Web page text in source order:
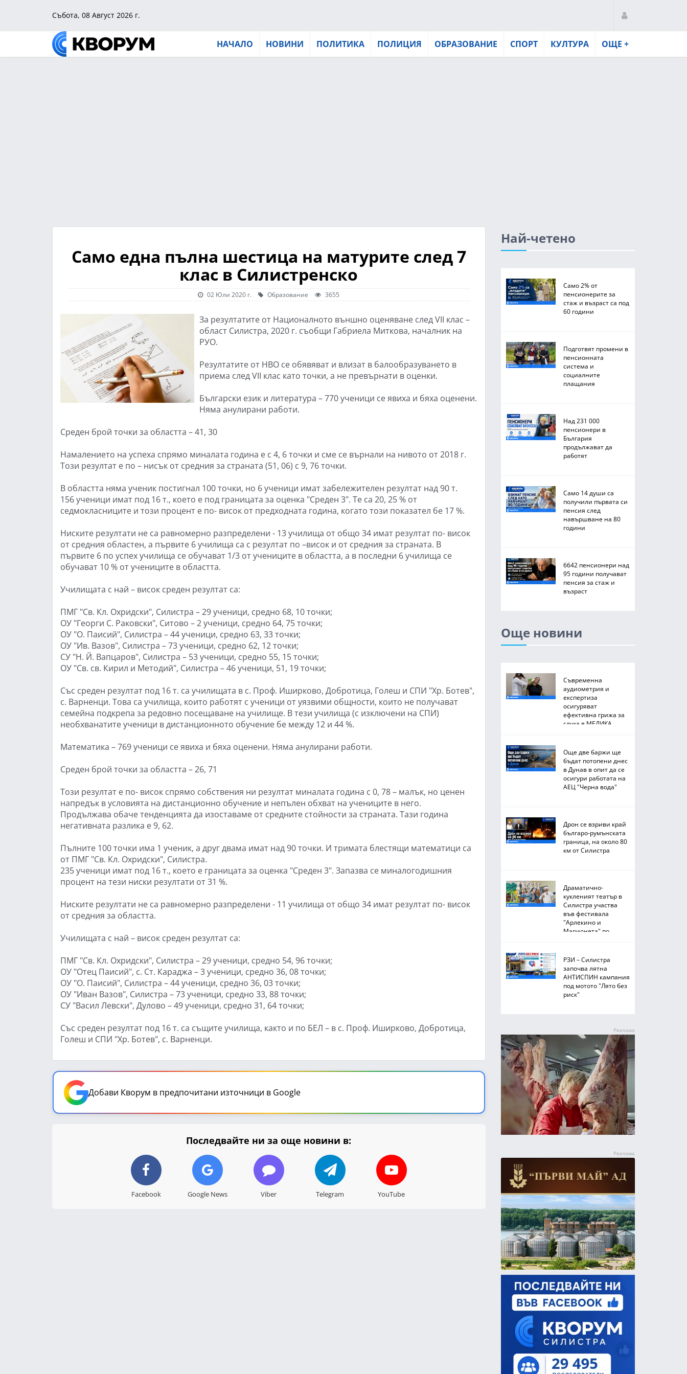
Събота, 08 Август 2026 г.
НАЧАЛО НОВИНИ ПОЛИТИКА ПОЛИЦИЯ ОБРАЗОВАНИЕ СПОРТ КУЛТУРА ОЩЕ +
Само една пълна шестица на матурите след 7
клас в Силистренско
02 Юли 2020 г. Образование 3655
За резултатите от Националното външно оценяване след VІІ клас –
област Силистра, 2020 г. съобщи Габриела Миткова, началник на
РУО.
Резултатите от НВО се обявяват и влизат в балообразуването в
приема след VІІ клас като точки, а не превърнати в оценки.
Български език и литература – 770 ученици се явиха и бяха оценени.
Няма анулирани работи.
Среден брой точки за областта – 41, 30
Намалението на успеха спрямо миналата година е с 4, 6 точки и сме се върнали на нивото от 2018 г.
Този резултат е по – нисък от средния за страната (51, 06) с 9, 76 точки.
В областта няма ученик постигнал 100 точки, но 6 ученици имат забележителен резултат над 90 т.
156 ученици имат под 16 т., което е под границата за оценка "Среден 3". Те са 20, 25 % от
седмокласниците и този процент е по- висок от предходната година, когато този показател бе 17 %.
Ниските резултати не са равномерно разпределени - 13 училища от общо 34 имат резултат по- висок
от средния областен, а първите 6 училища са с резултат по –висок и от средния за страната. В
първите 6 по успех училища се обучават 1/3 от учениците в областта, а в последни 6 училища се
обучават 10 % от учениците в областта.
Училищата с най – висок среден резултат са:
ПМГ "Св. Кл. Охридски", Силистра – 29 ученици, средно 68, 10 точки;
ОУ "Георги С. Раковски", Ситово – 2 ученици, средно 64, 75 точки;
ОУ "О. Паисий", Силистра – 44 ученици, средно 63, 33 точки;
ОУ "Ив. Вазов", Силистра – 73 ученици, средно 62, 12 точки;
СУ "Н. Й. Вапцаров", Силистра – 53 ученици, средно 55, 15 точки;
ОУ "Св. св. Кирил и Методий", Силистра – 46 ученици, 51, 19 точки;
Със среден резултат под 16 т. са училищата в с. Проф. Иширково, Добротица, Голеш и СПИ "Хр. Ботев",
с. Варненци. Това са училища, които работят с ученици от уязвими общности, които не получават
семейна подкрепа за редовно посещаване на училище. В тези училища (с изключени на СПИ)
необхванатите ученици в дистанционното обучение бе между 12 и 44 %.
Математика – 769 ученици се явиха и бяха оценени. Няма анулирани работи.
Среден брой точки за областта – 26, 71
Този резултат е по- висок спрямо собствения ни резултат миналата година с 0, 78 – малък, но ценен
напредък в условията на дистанционно обучение и непълен обхват на учениците в него.
Продължава обаче тенденцията да изоставаме от средните стойности за страната. Тази година
негативната разлика е 9, 62.
Пълните 100 точки има 1 ученик, а друг двама имат над 90 точки. И тримата блестящи математици са
от ПМГ "Св. Кл. Охридски", Силистра.
235 ученици имат под 16 т., което е границата за оценка "Среден 3". Запазва се миналогодишния
процент на тези ниски резултати от 31 %.
Ниските резултати не са равномерно разпределени - 11 училища от общо 34 имат резултат по- висок
от средния за областта.
Училищата с най – висок среден резултат са:
ПМГ "Св. Кл. Охридски", Силистра – 29 ученици, средно 54, 96 точки;
ОУ "Отец Паисий", с. Ст. Караджа – 3 ученици, средно 36, 08 точки;
ОУ "О. Паисий", Силистра – 44 ученици, средно 36, 03 точки;
ОУ "Иван Вазов", Силистра – 73 ученици, средно 33, 88 точки;
СУ "Васил Левски", Дулово – 49 ученици, средно 31, 64 точки;
Със среден резултат под 16 т. са същите училища, както и по БЕЛ – в с. Проф. Иширково, Добротица,
Голеш и СПИ "Хр. Ботев", с. Варненци.
Добави Кворум в предпочитани източници в Google
Последвайте ни за още новини в:
Facebook Google News Viber Telegram YouTube
Най-четено
Само 2% от
пенсионерите за
стаж и възраст са под
60 години
Подготвят промени в
пенсионната
система и
социалните
плащания
Над 231 000
пенсионери в
България
продължават да
работят
Само 14 души са
получили първата си
пенсия след
навършване на 80
години
6642 пенсионери над
95 години получават
пенсия за стаж и
възраст
Още новини
Съвременна
аудиометрия и
експертиза
осигуряват
ефективна грижа за
слуха в МЕДИКА
Още две баржи ще
бъдат потопени днес
в Дунав в опит да се
осигури работата на
АЕЦ "Черна вода"
Дрон се взриви край
българо-румънската
граница, на около 80
км от Силистра
Драматично-
кукленият театър в
Силистра участва
във фестивала
"Арлекино и
Марионета" по
РЗИ – Силистра
започва лятна
АНТИСПИН кампания
под мотото "Лято без
риск"